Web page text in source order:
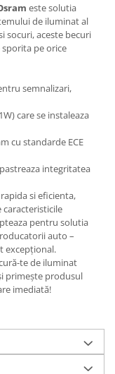
este solutia
de iluminat al
socuri, aceste becuri
pe orice
semnalizari,
care se instaleaza
cu standarde ECE
integritatea
si eficienta,
caracteristicile
pentru solutia
auto –
excepțional.
te de iluminat
primește produsul
imediată!